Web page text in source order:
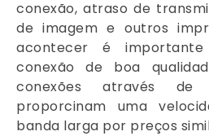
conexão, atraso de
de imagem e outros
acontecer é
conexão de boa
conexões através
proporcinam uma
banda larga por preços